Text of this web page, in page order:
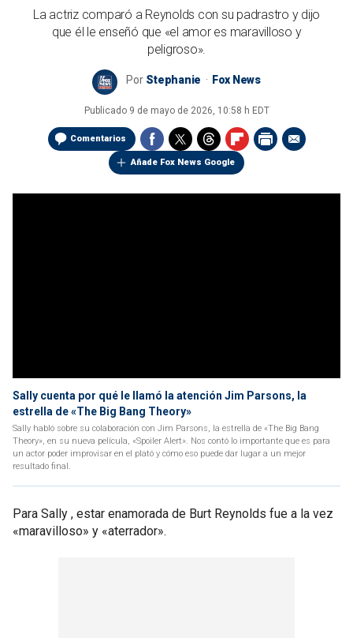
La actriz comparó a Reynolds con su padrastro y dijo
que él le enseñó que «el amor es maravilloso y
peligroso».
Por Stephanie Fox News
Publicado 9 de mayo de 2026, 10:58 h EDT
Comentarios
Añade Fox News Google
Sally cuenta por qué le llamó la atención Jim Parsons, la
estrella de «The Big Bang Theory»
Sally habló sobre su colaboración con Jim Parsons, la estrella de «The Big Bang
Theory», en su nueva película, «Spoiler Alert». Nos contó lo importante que es para
un actor poder improvisar en el plató y cómo eso puede dar lugar a un mejor
resultado final.
Para Sally , estar enamorada de Burt Reynolds fue a la vez
«maravilloso» y «aterrador».